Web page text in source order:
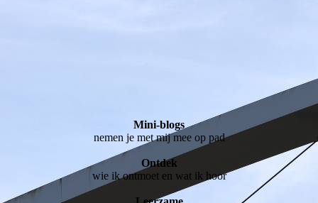
Mini-blogs
nemen je met mij mee op pad
Ontdek
wie ik ontmoet en wat ik hoor